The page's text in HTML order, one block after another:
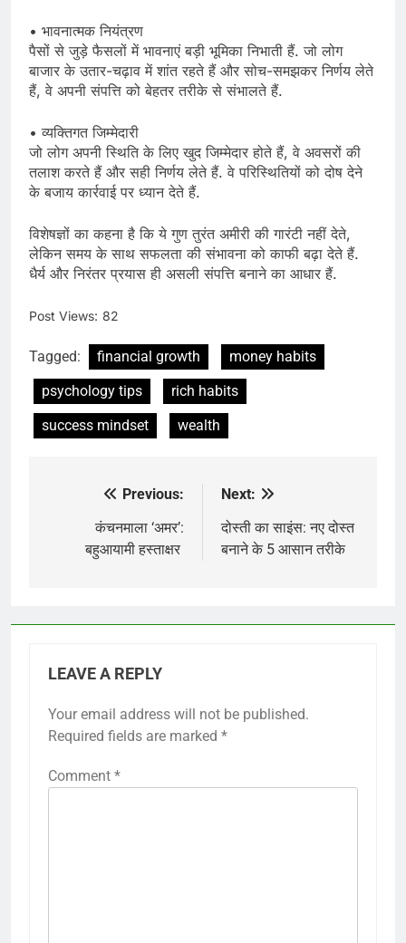
• भावनात्मक नियंत्रण
पैसों से जुड़े फैसलों में भावनाएं बड़ी भूमिका निभाती हैं. जो लोग
बाजार के उतार-चढ़ाव में शांत रहते हैं और सोच-समझकर निर्णय लेते
हैं, वे अपनी संपत्ति को बेहतर तरीके से संभालते हैं.
• व्यक्तिगत जिम्मेदारी
जो लोग अपनी स्थिति के लिए खुद जिम्मेदार होते हैं, वे अवसरों की
तलाश करते हैं और सही निर्णय लेते हैं. वे परिस्थितियों को दोष देने
के बजाय कार्रवाई पर ध्यान देते हैं.
विशेषज्ञों का कहना है कि ये गुण तुरंत अमीरी की गारंटी नहीं देते,
लेकिन समय के साथ सफलता की संभावना को काफी बढ़ा देते हैं.
धैर्य और निरंतर प्रयास ही असली संपत्ति बनाने का आधार हैं.
Post Views: 82
Tagged: financial growth
money habits
psychology tips
rich habits
success mindset
wealth
navigation
Previous:
कंचनमाला ‘अमर’:
बहुआयामी हस्ताक्षर
Next:
दोस्ती का साइंस: नए दोस्त
बनाने के 5 आसान तरीके
LEAVE A REPLY
Your email address will not be published.
Required fields are marked *
Comment *